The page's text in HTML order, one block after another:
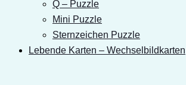
Q – Puzzle
Mini Puzzle
Sternzeichen Puzzle
Lebende Karten – Wechselbildkarten